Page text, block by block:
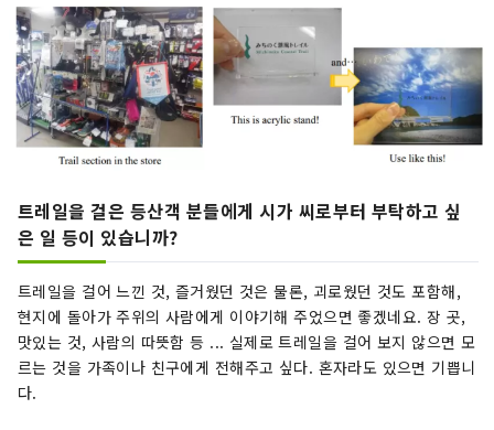
트레일을 걸은 등산객 분들에게 시가 씨로부터 부탁하고 싶
은 일 등이 있습니까?
트레일을 걸어 느낀 것, 즐거웠던 것은 물론, 괴로웠던 것도 포함해,
현지에 돌아가 주위의 사람에게 이야기해 주었으면 좋겠네요. 장 곳,
맛있는 것, 사람의 따뜻함 등 ... 실제로 트레일을 걸어 보지 않으면 모
르는 것을 가족이나 친구에게 전해주고 싶다. 혼자라도 있으면 기쁩니
다.